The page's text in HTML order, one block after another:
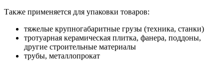
Также применяется для упаковки товаров:
тяжелые крупногабаритные грузы (техника, станки)
тротуарная керамическая плитка, фанера, поддоны,
другие строительные материалы
трубы, металлопрокат